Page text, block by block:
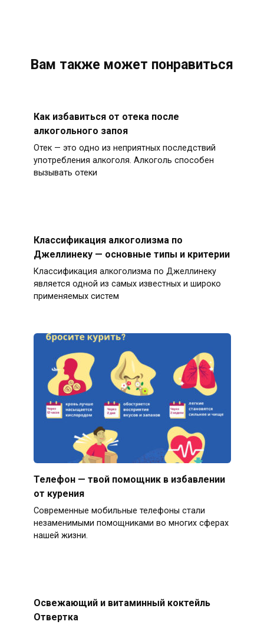
Вам также может понравиться
Как избавиться от отека после
алкогольного запоя
Отек — это одно из неприятных последствий
употребления алкоголя. Алкоголь способен
вызывать отеки
Классификация алкоголизма по
Джеллинеку — основные типы и критерии
Классификация алкоголизма по Джеллинеку
является одной из самых известных и широко
применяемых систем
Телефон — твой помощник в избавлении
от курения
Современные мобильные телефоны стали
незаменимыми помощниками во многих сферах
нашей жизни.
Освежающий и витаминный коктейль
Отвертка